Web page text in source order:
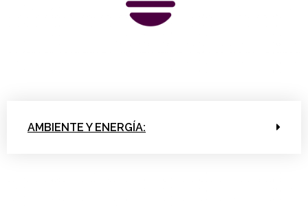
AMBIENTE Y ENERGÍA: